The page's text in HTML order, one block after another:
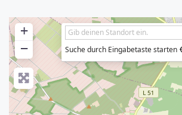
+
−
Suche durch Eingabetaste starten